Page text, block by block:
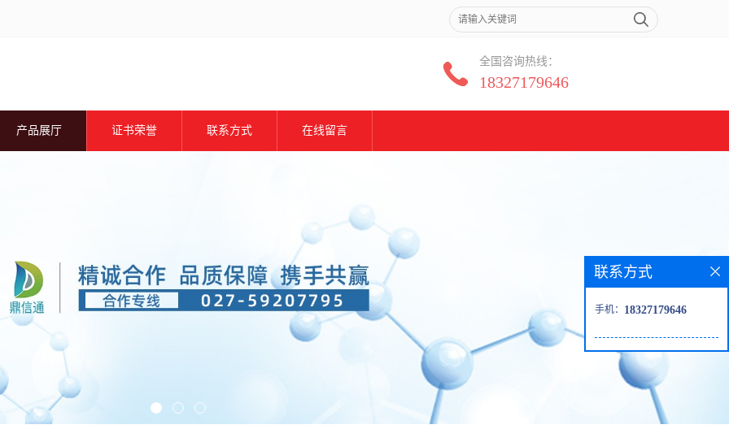
全国咨询热线：
18327179646
产品展厅 证书荣誉 联系方式 在线留言
联系方式
手机： 18327179646